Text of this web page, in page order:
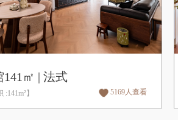
㎡ | 法式
】 5169人查看